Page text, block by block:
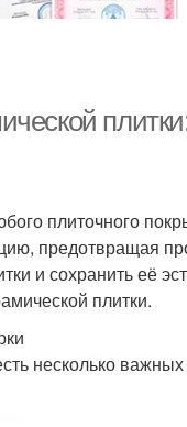
плиточного
предотвращая
и сохранить её
плитки.
несколько